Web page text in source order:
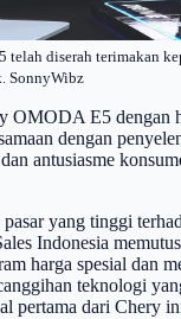
telah diserah terimakan
SonnyWibz
OMODA E5 dengan
dengan
antusiasme
pasar yang tinggi
Indonesia
harga spesial dan
teknologi
pertama dari Chery